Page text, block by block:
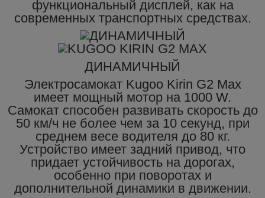
функциональный дисплей, как на
современных транспортных средствах.
ДИНАМИЧНЫЙ
Электросамокат Kugoo Kirin G2 Max
имеет мощный мотор на 1000 W.
Самокат способен развивать скорость до
50 км/ч не более чем за 10 секунд, при
среднем весе водителя до 80 кг.
Устройство имеет задний привод, что
придает устойчивость на дорогах,
особенно при поворотах и
дополнительной динамики в движении.